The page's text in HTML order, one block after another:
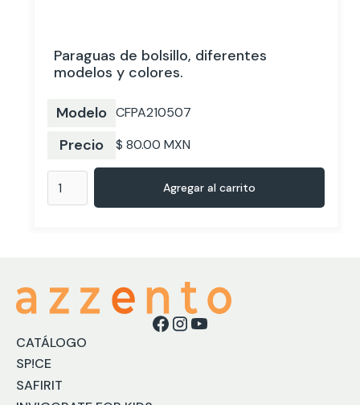
Paraguas de bolsillo, diferentes
modelos y colores.
Modelo CFPA210507
Precio $ 80.00 MXN
CATÁLOGO
SP!CE
SAFIRIT